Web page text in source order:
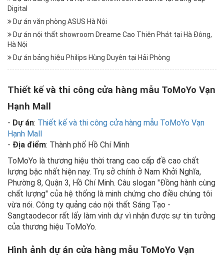
Digital
Dự án văn phòng ASUS Hà Nội
Dự án nội thất showroom Dreame Cao Thiên Phát tại Hà Đông,
Hà Nội
Dự án bảng hiệu Philips Hùng Duyên tại Hải Phòng
Thiết kế và thi công cửa hàng mẫu ToMoYo Vạn
Hạnh Mall
- Dự án: Thiết kế và thi công cửa hàng mẫu ToMoYo Vạn
Hạnh Mall
- Ðịa điểm: Thành phố Hồ Chí Minh
ToMoYo là thương hiệu thời trang cao cấp đề cao chất
lượng bậc nhất hiện nay. Trụ sở chính ở Nam Khởi Nghĩa,
Phường 8, Quận 3, Hồ Chí Minh. Câu slogan "Đồng hành cùng
chất lượng" của hệ thống là minh chứng cho điều chúng tôi
vừa nói. Công ty quảng cáo nội thất Sáng Tạo -
Sangtaodecor rất lấy làm vinh dự vì nhận được sự tin tưởng
của thương hiệu ToMoYo.
Hình ảnh dự án cửa hàng mẫu ToMoYo Vạn